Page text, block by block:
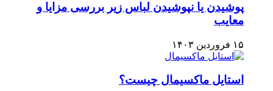
پوشیدن یا نپوشیدن لباس زیر بررسی مزایا و
معایب
۱۵ فروردین ۱۴۰۳
استایل ماکسیمال چیست؟